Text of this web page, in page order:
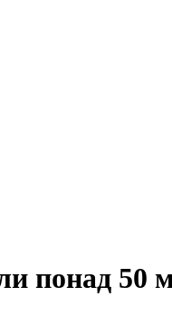
понад 50